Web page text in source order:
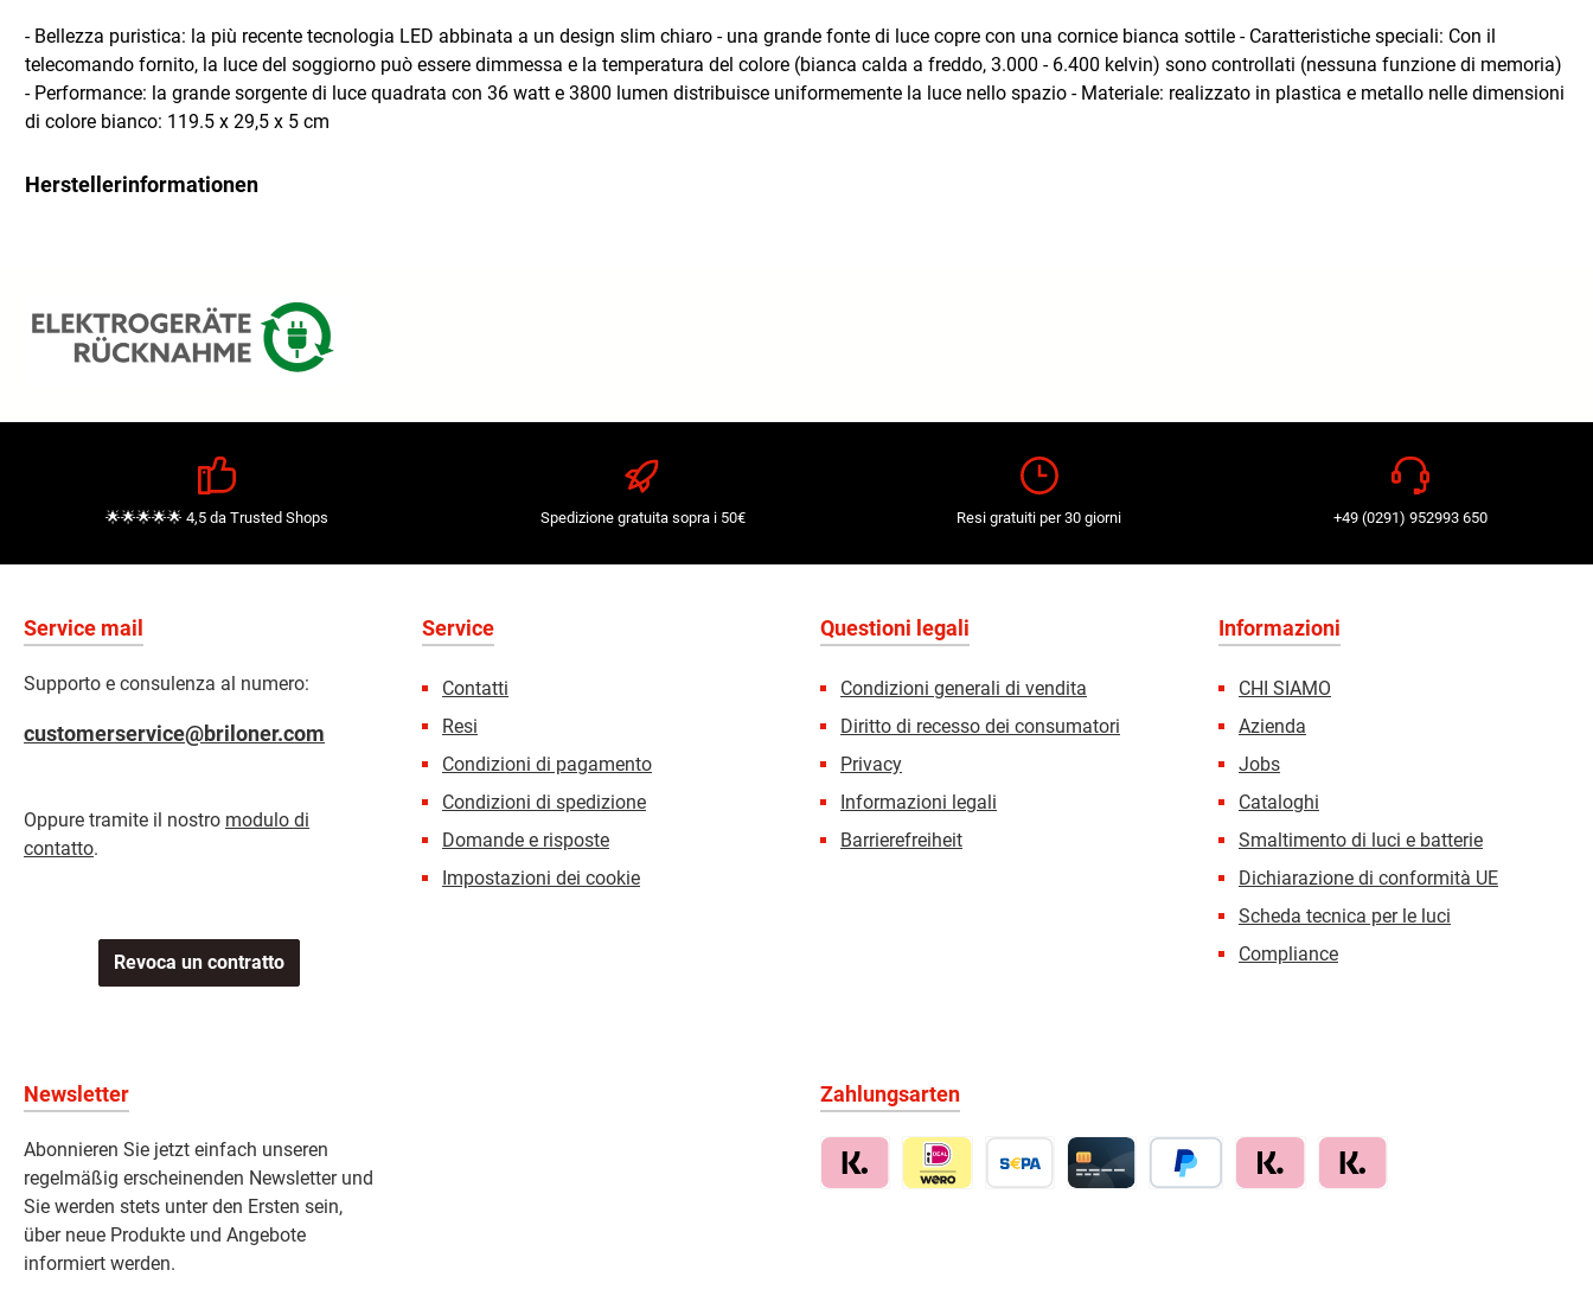
- Bellezza puristica: la più recente tecnologia LED abbinata a un design slim chiaro - una grande fonte di luce copre con una cornice bianca sottile - Caratteristiche speciali: Con il
telecomando fornito, la luce del soggiorno può essere dimmessa e la temperatura del colore (bianca calda a freddo, 3.000 - 6.400 kelvin) sono controllati (nessuna funzione di memoria)
- Performance: la grande sorgente di luce quadrata con 36 watt e 3800 lumen distribuisce uniformemente la luce nello spazio - Materiale: realizzato in plastica e metallo nelle dimensioni
di colore bianco: 119.5 x 29,5 x 5 cm
Herstellerinformationen
🌟🌟🌟🌟🌟 4,5 da Trusted Shops Spedizione gratuita sopra i 50€ Resi gratuiti per 30 giorni +49 (0291) 952993 650
Service mail
Supporto e consulenza al numero:
customerservice@briloner.com
Oppure tramite il nostro modulo di
contatto.
Revoca un contratto
Service
Contatti
Resi
Condizioni di pagamento
Condizioni di spedizione
Domande e risposte
Impostazioni dei cookie
Questioni legali
Condizioni generali di vendita
Diritto di recesso dei consumatori
Privacy
Informazioni legali
Barrierefreiheit
Informazioni
CHI SIAMO
Azienda
Jobs
Cataloghi
Smaltimento di luci e batterie
Dichiarazione di conformità UE
Scheda tecnica per le luci
Compliance
Newsletter
Abonnieren Sie jetzt einfach unseren
regelmäßig erscheinenden Newsletter und
Sie werden stets unter den Ersten sein,
über neue Produkte und Angebote
informiert werden.
Zahlungsarten